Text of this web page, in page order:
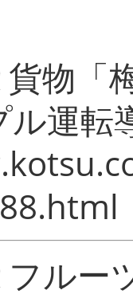
物「
運転
ルー